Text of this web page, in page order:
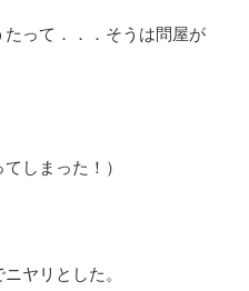
って．．．そうは問屋が
しまった！）
ヤリとした。